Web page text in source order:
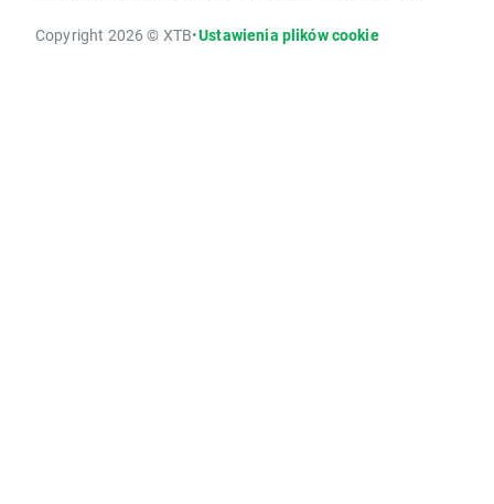
Copyright 2026 © XTB•Ustawienia plików cookie